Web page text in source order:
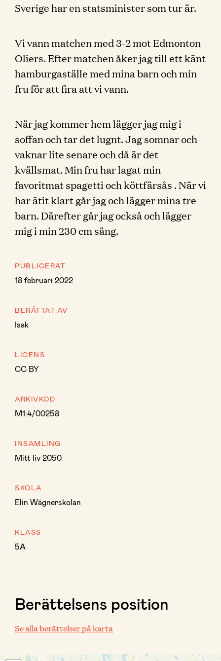
Sverige har en statsminister som tur är.
Vi vann matchen med 3-2 mot Edmonton
Oliers. Efter matchen åker jag till ett känt
hamburgaställe med mina barn och min
fru för att fira att vi vann.
När jag kommer hem lägger jag mig i
soffan och tar det lugnt. Jag somnar och
vaknar lite senare och då är det
kvällsmat. Min fru har lagat min
favoritmat spagetti och köttfärsås . När vi
har ätit klart går jag och lägger mina tre
barn. Därefter går jag också och lägger
mig i min 230 cm säng.
PUBLICERAT
18 februari 2022
BERÄTTAT AV
Isak
LICENS
CC BY
ARKIVKOD
M1:4/00258
INSAMLING
Mitt liv 2050
SKOLA
Elin Wägnerskolan
KLASS
5A
Berättelsens position
Se alla berättelser på karta